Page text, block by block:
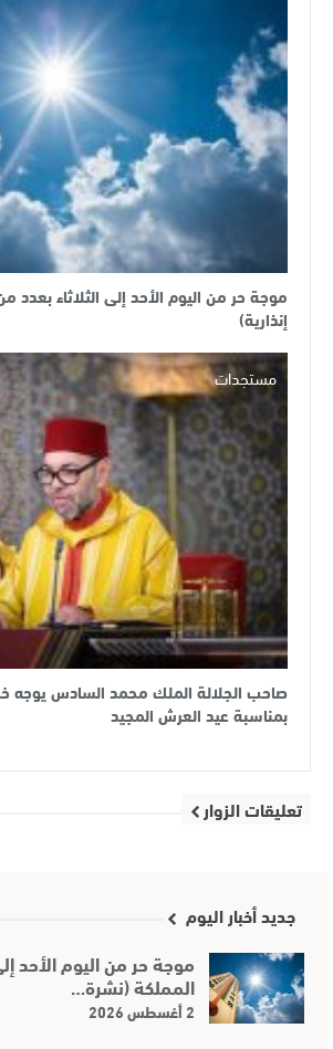
موجة حر من اليوم الأحد إلى الثلاثاء
إنذارية)
مستجدات
صاحب الجلالة الملك محمد السادس يوجه
بمناسبة عيد العرش المجيد
تعليقات الزوار
جديد أخبار اليوم
موجة حر من اليوم الأحد
المملكة (نشرة…
2 أغسطس 2026